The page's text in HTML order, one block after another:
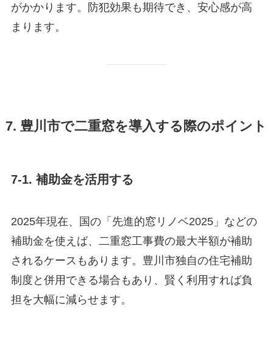
がかかります。防犯効果も期待でき、安心感が高
まります。
7. 豊川市で二重窓を導入する際のポイント
7-1. 補助金を活用する
2025年現在、国の「先進的窓リノベ2025」などの
補助金を使えば、二重窓工事費の最大半額が補助
されるケースもあります。豊川市独自の住宅補助
制度と併用できる場合もあり、賢く利用すれば負
担を大幅に減らせます。